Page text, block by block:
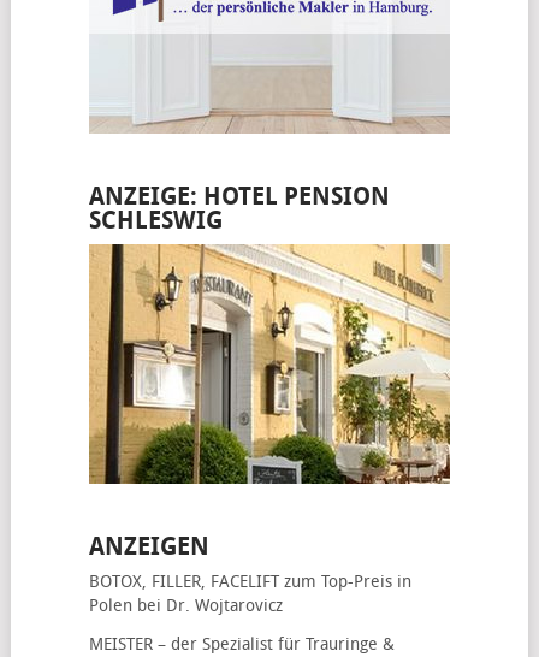
ANZEIGE: HOTEL PENSION
SCHLESWIG
ANZEIGEN
BOTOX, FILLER, FACELIFTzum Top-Preis in
Polen bei Dr. Wojtarovicz
MEISTER – der Spezialist für Trauringe &